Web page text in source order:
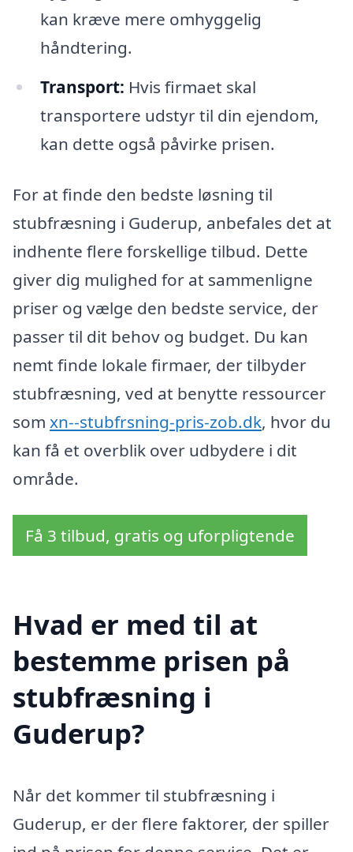
kan kræve mere omhyggelig
håndtering.
Transport: Hvis firmaet skal
transportere udstyr til din ejendom,
kan dette også påvirke prisen.
For at finde den bedste løsning til
stubfræsning i Guderup, anbefales det at
indhente flere forskellige tilbud. Dette
giver dig mulighed for at sammenligne
priser og vælge den bedste service, der
passer til dit behov og budget. Du kan
nemt finde lokale firmaer, der tilbyder
stubfræsning, ved at benytte ressourcer
som xn--stubfrsning-pris-zob.dk, hvor du
kan få et overblik over udbydere i dit
område.
Få 3 tilbud, gratis og uforpligtende
Hvad er med til at
bestemme prisen på
stubfræsning i
Guderup?
Når det kommer til stubfræsning i
Guderup, er der flere faktorer, der spiller